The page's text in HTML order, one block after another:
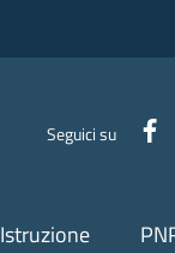
Seguici su
Istruzione